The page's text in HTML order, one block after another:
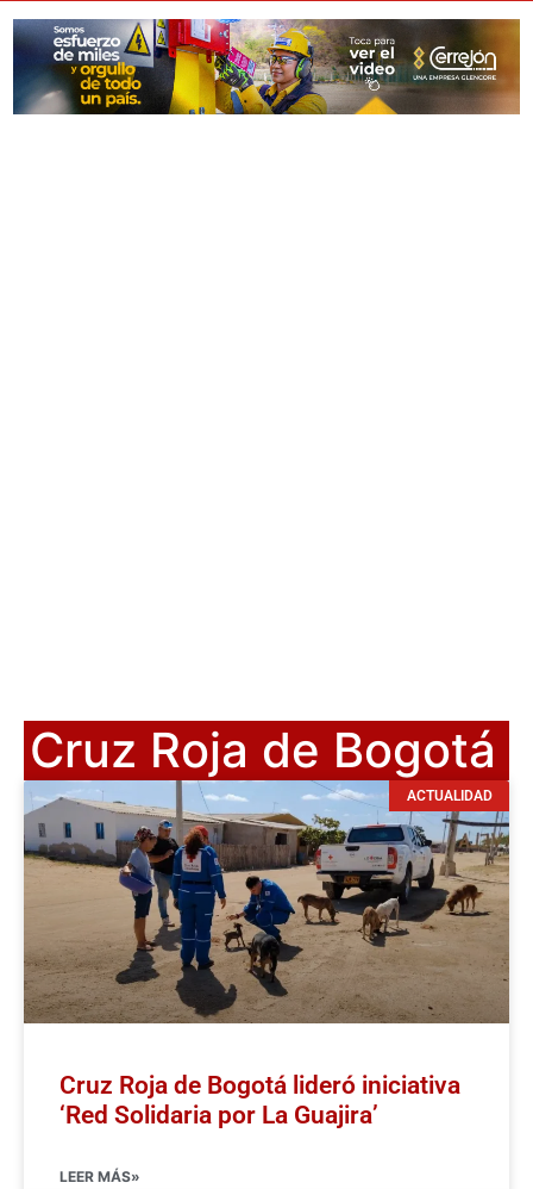
Cruz Roja de Bogotá
ACTUALIDAD
Cruz Roja de Bogotá lideró iniciativa
‘Red Solidaria por La Guajira’
LEER MÁS»